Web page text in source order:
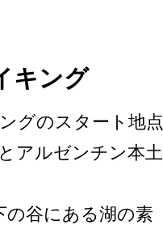
キング
グのスタ­ート地点
アルゼンチン本土
の谷­にある湖の素